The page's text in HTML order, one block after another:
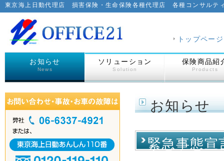
東京海上日動代理店 損害保険・生命保険各種代理店 各種コンサルテ
トップページ
お知らせ
News
ソリューション
Solution
保険商品紹
Products
お知らせ
緊急事態宣